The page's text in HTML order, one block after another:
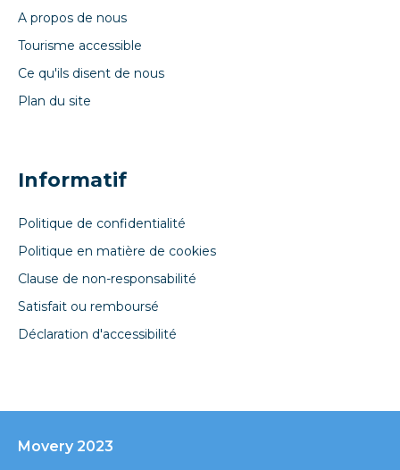
A propos de nous
Tourisme accessible
Ce qu'ils disent de nous
Plan du site
Informatif
Politique de confidentialité
Politique en matière de cookies
Clause de non-responsabilité
Satisfait ou remboursé
Déclaration d'accessibilité
Movery 2023